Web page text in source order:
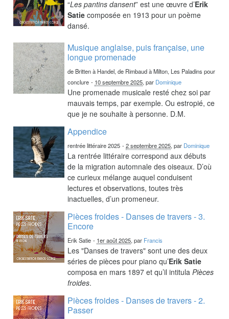
“Les pantins dansent” est une œuvre d’Erik
Satie composée en 1913 pour un poème
dansé.
Musique anglaise, puis française, une
longue promenade
de Britten à Handel, de Rimbaud à Milton, Les Paladins pour
conclure - 10 septembre 2025, par Dominique
Une promenade musicale resté chez soi par
mauvais temps, par exemple. Ou estropié, ce
que je ne souhaite à personne. D.M.
Appendice
rentrée littéraire 2025 -2 septembre 2025, par Dominique
La rentrée littéraire correspond aux débuts
de la migration automnale des oiseaux. D’où
ce curieux mélange auquel conduisent
lectures et observations, toutes très
inactuelles, d’un promeneur.
Pièces froides - Danses de travers - 3.
Encore
Erik Satie - 1er août 2025, par Francis
Les "Danses de travers" sont une des deux
séries de pièces pour piano qu’Erik Satie
composa en mars 1897 et qu’il intitulaPièces
froides.
Pièces froides - Danses de travers - 2.
Passer